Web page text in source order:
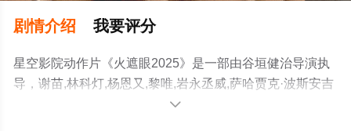
剧情介绍 我要评分
星空影院动作片《火遮眼2025》是一部由谷垣健治导演执
导，谢苗,林科灯,杨恩又,黎唯,岩永丞威,萨哈贾克·波斯安吉
特,玛娜莎楠·潘叻翁固,郭峻卿,威奈·旺扬功,雅彦·鲁伊安,杰
